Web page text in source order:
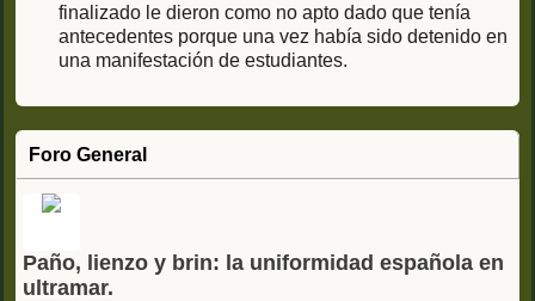
finalizado le dieron como no apto dado que tenía
antecedentes porque una vez había sido detenido en
una manifestación de estudiantes.
Foro General
Paño, lienzo y brin: la uniformidad española en
ultramar.